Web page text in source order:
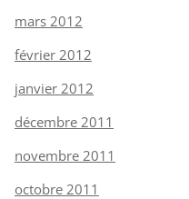
mars 2012
février 2012
janvier 2012
décembre 2011
novembre 2011
octobre 2011